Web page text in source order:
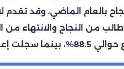
وطالبة، تمكن منهم 120,394 طالب من حضور الاختبارات،